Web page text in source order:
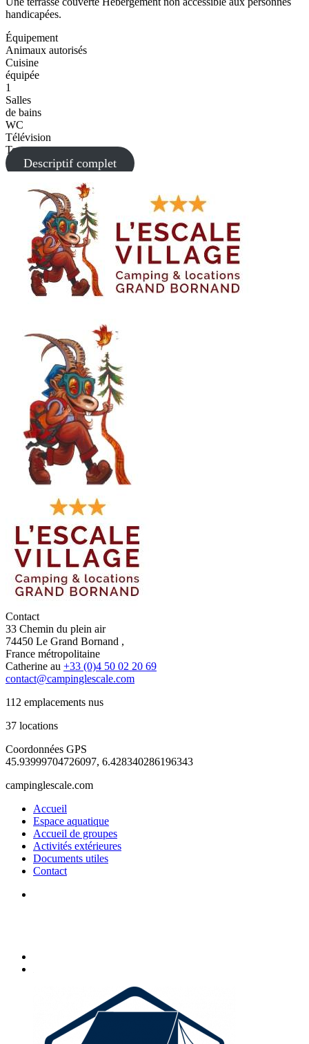
handicapées.
Équipement
Animaux autorisés
Cuisine
équipée
1
Salles
de bains
WC
Télévision
Terrasse
Descriptif complet
Contact
33 Chemin du plein air
74450 Le Grand Bornand ,
France métropolitaine
Catherine au +33 (0)4 50 02 20 69
contact@campinglescale.com
112 emplacements nus
37 locations
Coordonnées GPS
45.93999704726097, 6.428340286196343
campinglescale.com
Accueil
Espace aquatique
Accueil de groupes
Activités extérieures
Documents utiles
Contact